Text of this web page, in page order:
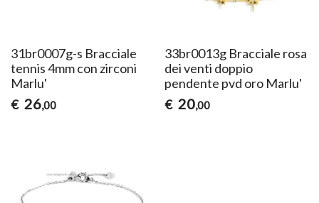
31br0007g-s Bracciale
tennis 4mm con zirconi
Marlu'
€ 26,00
33br0013g Bracciale rosa
dei venti doppio
pendente pvd oro Marlu'
€ 20,00